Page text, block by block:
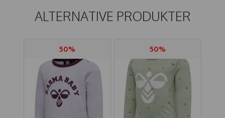
ALTERNATIVE PRODUKTER
50% 50%